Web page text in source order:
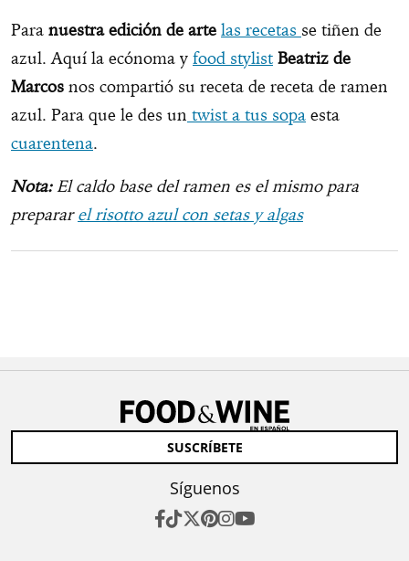
Para nuestra edición de arte las recetas se tiñen de
azul. Aquí la ecónoma y food stylist Beatriz de
Marcos nos compartió su receta de receta de ramen
azul. Para que le des un twist a tus sopa esta
cuarentena.
Nota:El caldo base del ramen es el mismo para
prepararel risotto azul con setas y algas
SUSCRÍBETE
Síguenos